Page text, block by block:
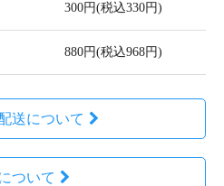
300円(税込330円)
880円(税込968円)
送について
ついて